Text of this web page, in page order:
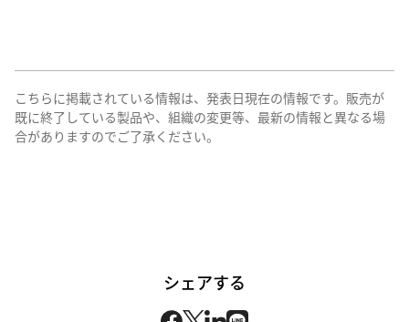
こちらに掲載されている情報は、発表日現在の情報です。販売が
既に終了している製品や、組織の変更等、最新の情報と異なる場
合がありますのでご了承ください。
シェアする